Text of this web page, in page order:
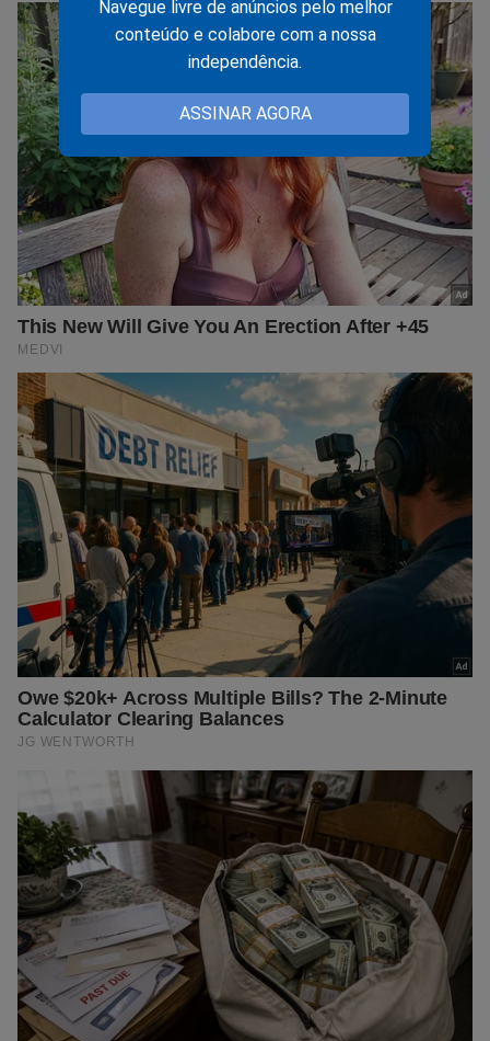
Navegue livre de anúncios pelo melhor
conteúdo e colabore com a nossa
independência.
ASSINAR AGORA